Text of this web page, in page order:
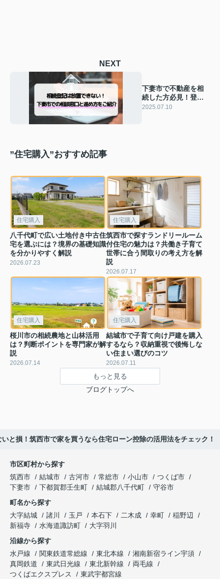
NEXT
下妻市で不動産を相
続した方必見！登記
の期限や必要書類、
2025.07.10
”住宅購入”おすすめ記事
住宅購入
八千代町で広い土地付き中古住
宅を選ぶには？境界の基礎知識
を分かりやすく解説
2026.07.23
住宅購入
筑西市で探すランドリールーム
付住宅の魅力は？共働き子育て
世帯に合う間取りの考え方を解
説
2026.07.17
住宅購入
桜川市の相続農地と山林活用
は？判断ポイントを専門家が解
説
2026.07.14
住宅購入
結城市で子育て向け戸建を購入
するなら？収納重視で後悔しな
い住まい選びのコツ
2026.07.11
もっと見る
ブログトップへ
いと損！筑西市で家を買うなら住宅ローン控除の活用法をチェック！
市区町村から探す
筑西市
結城市 古河市 常総市 小山市
つくば市
下妻市
下都賀郡壬生町 結城郡八千代町
守谷市
町名から探す
大字結城
諸川 玉戸 本石下 二木成 幸町
稲野辺
新福寺
水海道諏訪町
大字羽川
沿線から探す
水戸線
関東鉄道常総線 東北本線
湘南新宿ライン宇須
真岡鉄道
東武日光線 東北新幹線
両毛線
つくばエクスプレス
東武宇都宮線